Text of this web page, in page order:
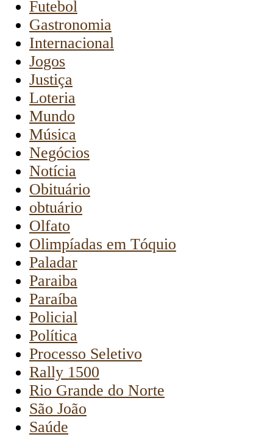
Futebol
Gastronomia
Internacional
Jogos
Justiça
Loteria
Mundo
Música
Negócios
Notícia
Obituário
obtuário
Olfato
Olimpíadas em Tóquio
Paladar
Paraiba
Paraíba
Policial
Política
Processo Seletivo
Rally 1500
Rio Grande do Norte
São João
Saúde